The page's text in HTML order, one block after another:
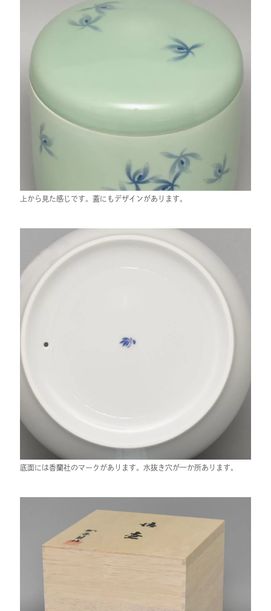
上から見た感じです。蓋にもデザインがあります。
底面には香蘭社のマークがあります。水抜き穴が一か所あります。